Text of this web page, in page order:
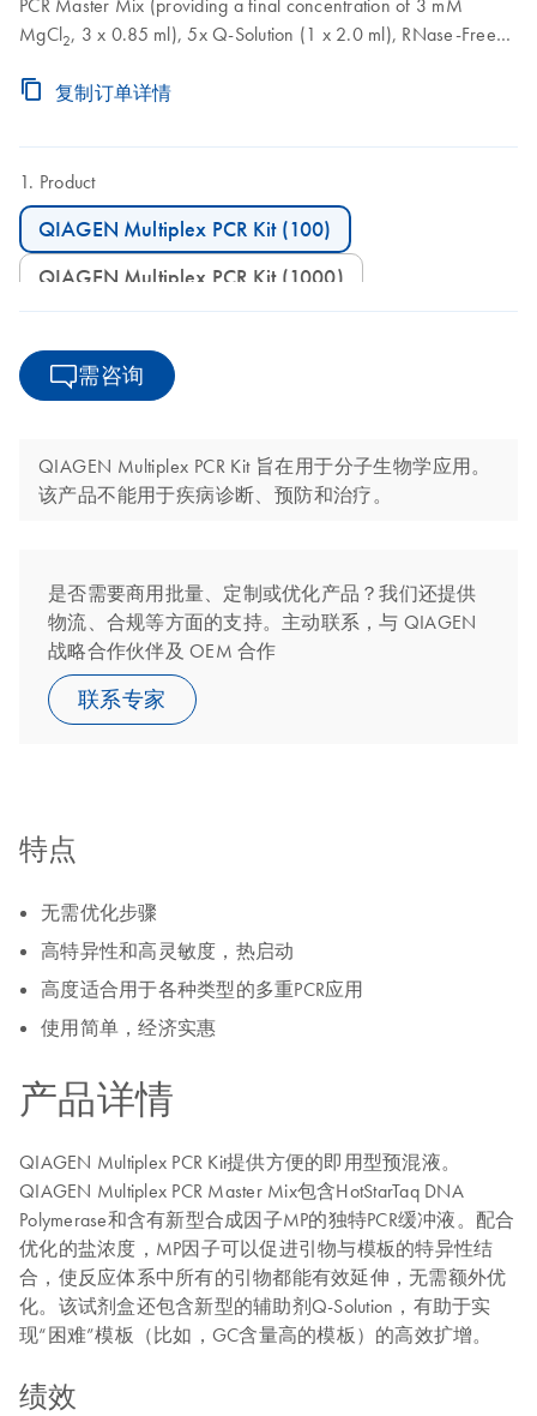
PCR Master Mix (providing a final concentration of 3 mM
MgCl2, 3 x 0.85 ml), 5x Q-Solution (1 x 2.0 ml), RNase-Free
复制订单详情
Product
QIAGEN Multiplex PCR Kit (100)
QIAGEN Multiplex PCR Kit (1000)
需咨询
QIAGEN Multiplex PCR Kit 旨在用于分子生物学应用。
该产品不能用于疾病诊断、预防和治疗。
是否需要商用批量、定制或优化产品？我们还提供
物流、合规等方面的支持。主动联系，与 QIAGEN
战略合作伙伴及 OEM 合作
联系专家
特点
无需优化步骤
高特异性和高灵敏度，热启动
高度适合用于各种类型的多重PCR应用
使用简单，经济实惠
产品详情
QIAGEN Multiplex PCR Kit提供方便的即用型预混液。
QIAGEN Multiplex PCR Master Mix包含HotStarTaq DNA
Polymerase和含有新型合成因子MP的独特PCR缓冲液。配合
优化的盐浓度，MP因子可以促进引物与模板的特异性结
合，使反应体系中所有的引物都能有效延伸，无需额外优
化。该试剂盒还包含新型的辅助剂Q-Solution，有助于实
现“困难”模板（比如，GC含量高的模板）的高效扩增。
绩效